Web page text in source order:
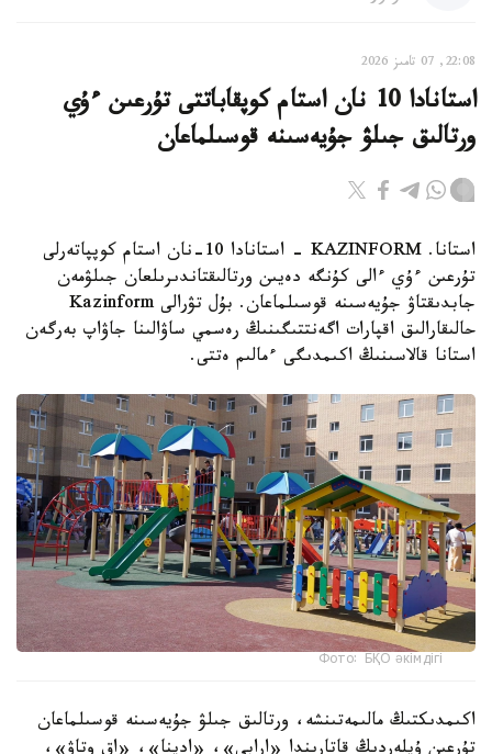
22:08, 07 تامىز 2026
استانادا 10 نان استام كوپقاباتتى تۇرعىن ءۇي
ورتالىق جىلۋ جۇيەسىنە قوسىلماعان
استانا. KAZINFORM - استانادا 10-نان استام كوپپاتەرلى
تۇرعىن ءۇي ءالى كۇنگە دەيىن ورتالىقتاندىرىلعان جىلۋمەن
جابدىقتاۋ جۇيەسىنە قوسىلماعان. بۇل تۋرالى Kazinform
حالىقارالىق اقپارات اگەنتتىگىنىڭ رەسمي ساۋالىنا جاۋاپ بەرگەن
استانا قالاسىنىڭ اكىمدىگى ءمالىم ەتتى.
Фото: БҚО әкімдігі
اكىمدىكتىڭ مالىمەتىنشە، ورتالىق جىلۋ جۇيەسىنە قوسىلماعان